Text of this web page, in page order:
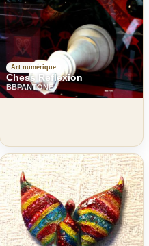
Art numérique
Chess Reflexion
BBPANTONE